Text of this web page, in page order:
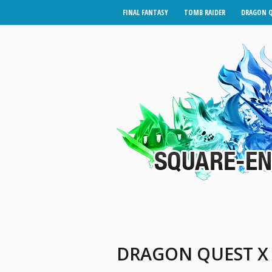
FINAL FANTASY TOMB RAIDER DRAGON
DRAGON QUEST